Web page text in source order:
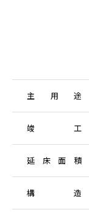
主 用 途
竣 工
延 床 面 積
構 造